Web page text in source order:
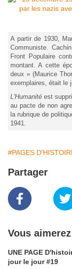
A partir de 1930,
Communiste.
Front Populaire
montant. A cette
deux » (Maurice
exemplaires, était le
L'Humanité est
au pacte de non
la rubrique de
1941.
#PAGES
Partager
Vous
UNE PAGE
jour le jour #19